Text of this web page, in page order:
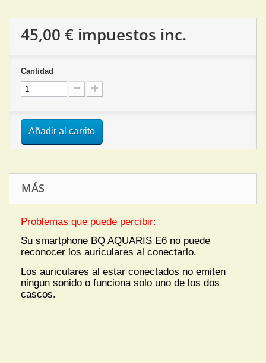
45,00 € impuestos inc.
Cantidad
Añadir al carrito
MÁS
Problemas que puede percibir:
Su smartphone BQ AQUARIS E6 no puede
reconocer los auriculares al conectarlo.
Los auriculares al estar conectados no emiten
ningun sonido o funciona solo uno de los dos
cascos.